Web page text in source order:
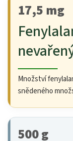
17,5 mg
Množství
snědeného
500 g